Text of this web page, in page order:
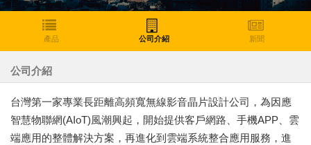
產品 公司介紹 新聞
公司介紹
台灣第一家專業長距離高頻寬無線影音晶片設計公司，為因應
智慧物聯網(AIoT)風潮興起，開始提供客戶網路、手機APP、雲
端應用的整體解決方案，再進化到雲端系統整合應用服務，進